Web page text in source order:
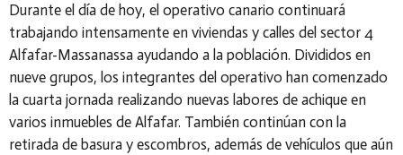
Durante el día de hoy, el operativo canario continuará
trabajando intensamente en viviendas y calles del sector 4
Alfafar-Massanassa ayudando a la población. Divididos en
nueve grupos, los integrantes del operativo han comenzado
la cuarta jornada realizando nuevas labores de achique en
varios inmuebles de Alfafar. También continúan con la
retirada de basura y escombros, además de vehículos que aún